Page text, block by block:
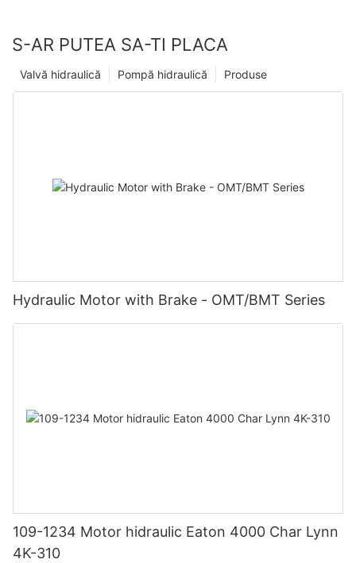
S-AR PUTEA SA-TI PLACA
Produse
Pompă hidraulică
Valvă hidraulică
Hydraulic Motor with Brake - OMT/BMT Series
109-1234 Motor hidraulic Eaton 4000 Char Lynn
4K-310